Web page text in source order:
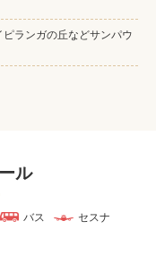
ランガの丘などサンパウ
ル
バス
セスナ